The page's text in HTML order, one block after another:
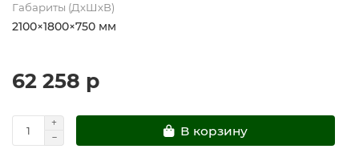
Габариты (ДхШхВ)
2100×1800×750 мм
62 258 р
В корзину